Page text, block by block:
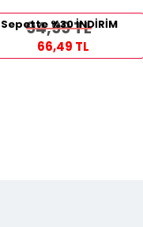
94,99 TL
Sepette %30 İNDİRİM
66,49 TL